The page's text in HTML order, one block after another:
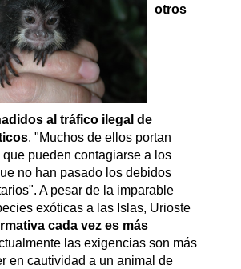
otros
al tráfico ilegal de
. "Muchos de ellos portan
pueden contagiarse a los
no han pasado los debidos
A pesar de la imparable
exóticas a las Islas, Urioste
cada vez es más
las exigencias son más
en cautividad a un animal de